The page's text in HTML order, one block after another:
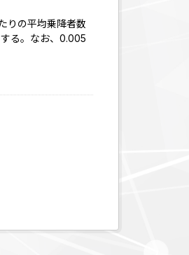
りの平均乗降者数
る。なお、0.005